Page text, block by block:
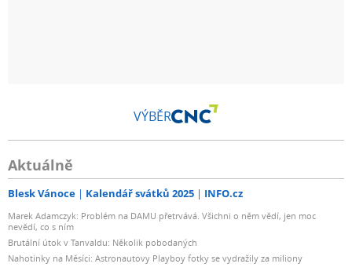
VÝBĚR
Aktuálně
Blesk Vánoce Kalendář svátků 2025 INFO.cz
Marek Adamczyk: Problém na DAMU přetrvává. Všichni o něm vědí, jen moc
nevědí, co s ním
Brutální útok v Tanvaldu: Několik pobodaných
Nahotinky na Měsíci: Astronautovy Playboy fotky se vydražily za miliony